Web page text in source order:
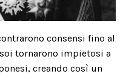
consensi fino al
tornarono impietosi a
creando così un